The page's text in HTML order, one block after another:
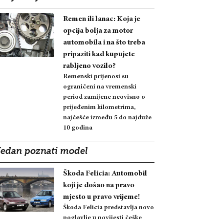
Remen ili lanac: Koja je
opcija bolja za motor
automobila i na što treba
pripaziti kad kupujete
rabljeno vozilo?
Remenski prijenosi su
ograničeni na vremenski
period zamijene neovisno o
prijeđenim kilometrima,
najčešće između 5 do najduže
10 godina
poznati model
Škoda Felicia: Automobil
koji je došao na pravo
mjesto u pravo vrijeme!
Škoda Felicia predstavlja novo